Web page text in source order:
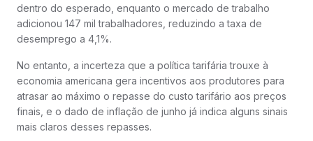
dentro do esperado, enquanto o mercado de trabalho
adicionou 147 mil trabalhadores, reduzindo a taxa de
desemprego a 4,1%.
No entanto, a incerteza que a política tarifária trouxe à
economia americana gera incentivos aos produtores para
atrasar ao máximo o repasse do custo tarifário aos preços
finais, e o dado de inflação de junho já indica alguns sinais
mais claros desses repasses.